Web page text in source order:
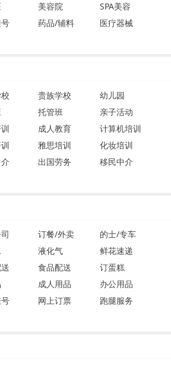
美容院
SPA美容
药品/辅料
医疗器械
贵族学校
幼儿园
托管班
亲子活动
成人教育
计算机培训
雅思培训
化妆培训
出国劳务
移民中介
订餐/外卖
的士/专车
液化气
鲜花速递
食品配送
订蛋糕
成人用品
办公用品
网上订票
跑腿服务